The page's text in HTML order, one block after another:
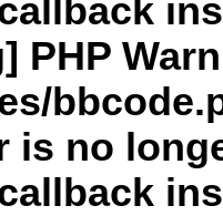
PHP
is no